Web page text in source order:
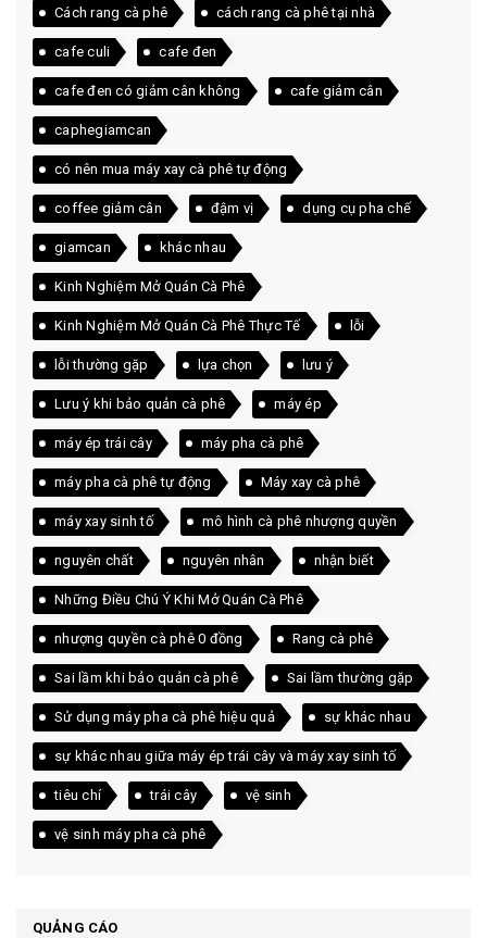
Cách rang cà phê cách rang cà phê tại nhà
cafe culi cafe đen
cafe đen có giảm cân không cafe giảm cân
caphegiamcan
có nên mua máy xay cà phê tự động
coffee giảm cân đậm vị dụng cụ pha chế
giamcan khác nhau
Kinh Nghiệm Mở Quán Cà Phê
Kinh Nghiệm Mở Quán Cà Phê Thực Tế lỗi
lỗi thường gặp lựa chọn lưu ý
Lưu ý khi bảo quản cà phê máy ép
máy ép trái cây máy pha cà phê
máy pha cà phê tự động Máy xay cà phê
máy xay sinh tố mô hình cà phê nhượng quyền
nguyên chất nguyên nhân nhận biết
Những Điều Chú Ý Khi Mở Quán Cà Phê
nhượng quyền cà phê 0 đồng Rang cà phê
Sai lầm khi bảo quản cà phê Sai lầm thường gặp
Sử dụng máy pha cà phê hiệu quả sự khác nhau
sự khác nhau giữa máy ép trái cây và máy xay sinh tố
tiêu chí trái cây vệ sinh
vệ sinh máy pha cà phê
QUẢNG CÁO